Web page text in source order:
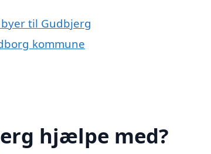
til Gudbjerg
kommune
hjælpe med?